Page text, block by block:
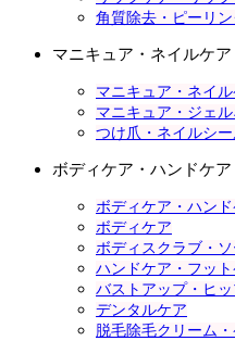
角質除去・ピーリ
マニキュア・ネイルケア
マニキュア・ネイ
マニキュア・ジェ
つけ爪・ネイルシ
ボディケア・ハンドケ
ボディケア・ハン
ボディケア
ボディスクラブ・
ハンドケア・フット
バストアップ・ヒ
デンタルケア
脱毛除毛クリーム